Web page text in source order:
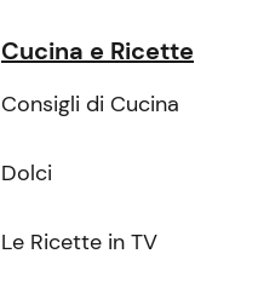
Cucina e Ricette
Consigli di Cucina
Dolci
Le Ricette in TV